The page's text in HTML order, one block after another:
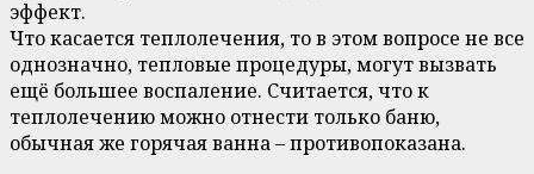
эффект.
Что касается теплолечения, то в этом вопросе не все
однозначно, тепловые процедуры, могут вызвать
ещё большее воспаление. Считается, что к
теплолечению можно отнести только баню,
обычная же горячая ванна – противопоказана.